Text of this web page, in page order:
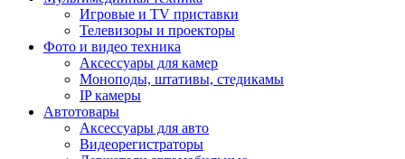
Игровые и TV приставки
Телевизоры и проекторы
Фото и видео техника
Аксессуары для камер
Моноподы, штативы, стедикамы
IP камеры
Автотовары
Аксессуары для авто
Видеорегистраторы